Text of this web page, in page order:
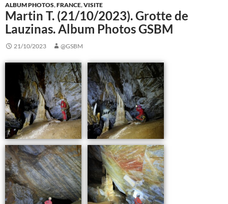
ALBUM PHOTOS,FRANCE,VISITE
Martin T. (21/10/2023). Grotte de
Lauzinas. Album Photos GSBM
21/10/2023 @GSBM